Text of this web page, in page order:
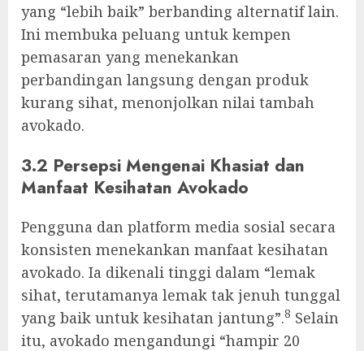
yang “lebih baik” berbanding alternatif lain.
Ini membuka peluang untuk kempen
pemasaran yang menekankan
perbandingan langsung dengan produk
kurang sihat, menonjolkan nilai tambah
avokado.
3.2 Persepsi Mengenai Khasiat dan
Manfaat Kesihatan Avokado
Pengguna dan platform media sosial secara
konsisten menekankan manfaat kesihatan
avokado. Ia dikenali tinggi dalam “lemak
sihat, terutamanya lemak tak jenuh tunggal
yang baik untuk kesihatan jantung”.8 Selain
itu, avokado mengandungi “hampir 20